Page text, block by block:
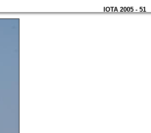
IOTA 2005 - 51